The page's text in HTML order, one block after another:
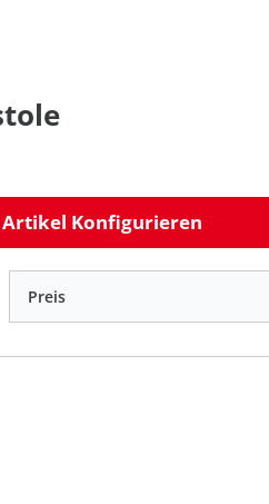
Artikel Konfigurieren
Preis